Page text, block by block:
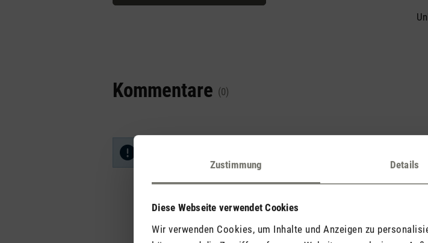
Zustimmung Details
Diese Webseite verwendet Cookies
Wir verwenden Cookies, um Inhalte und Anzeigen zu
Kommentare (0)
Jetzt Produkt